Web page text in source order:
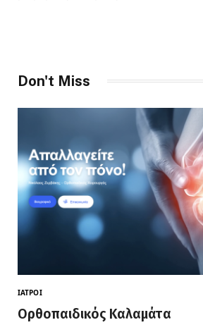
Don't Miss
ΙΑΤΡΟΊ
Ορθοπαιδικός Καλαμάτα